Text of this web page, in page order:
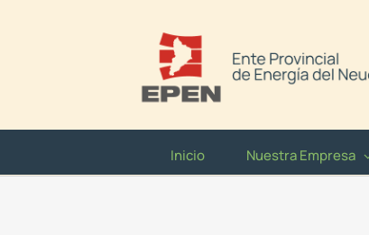
Inicio Nuestra Empresa